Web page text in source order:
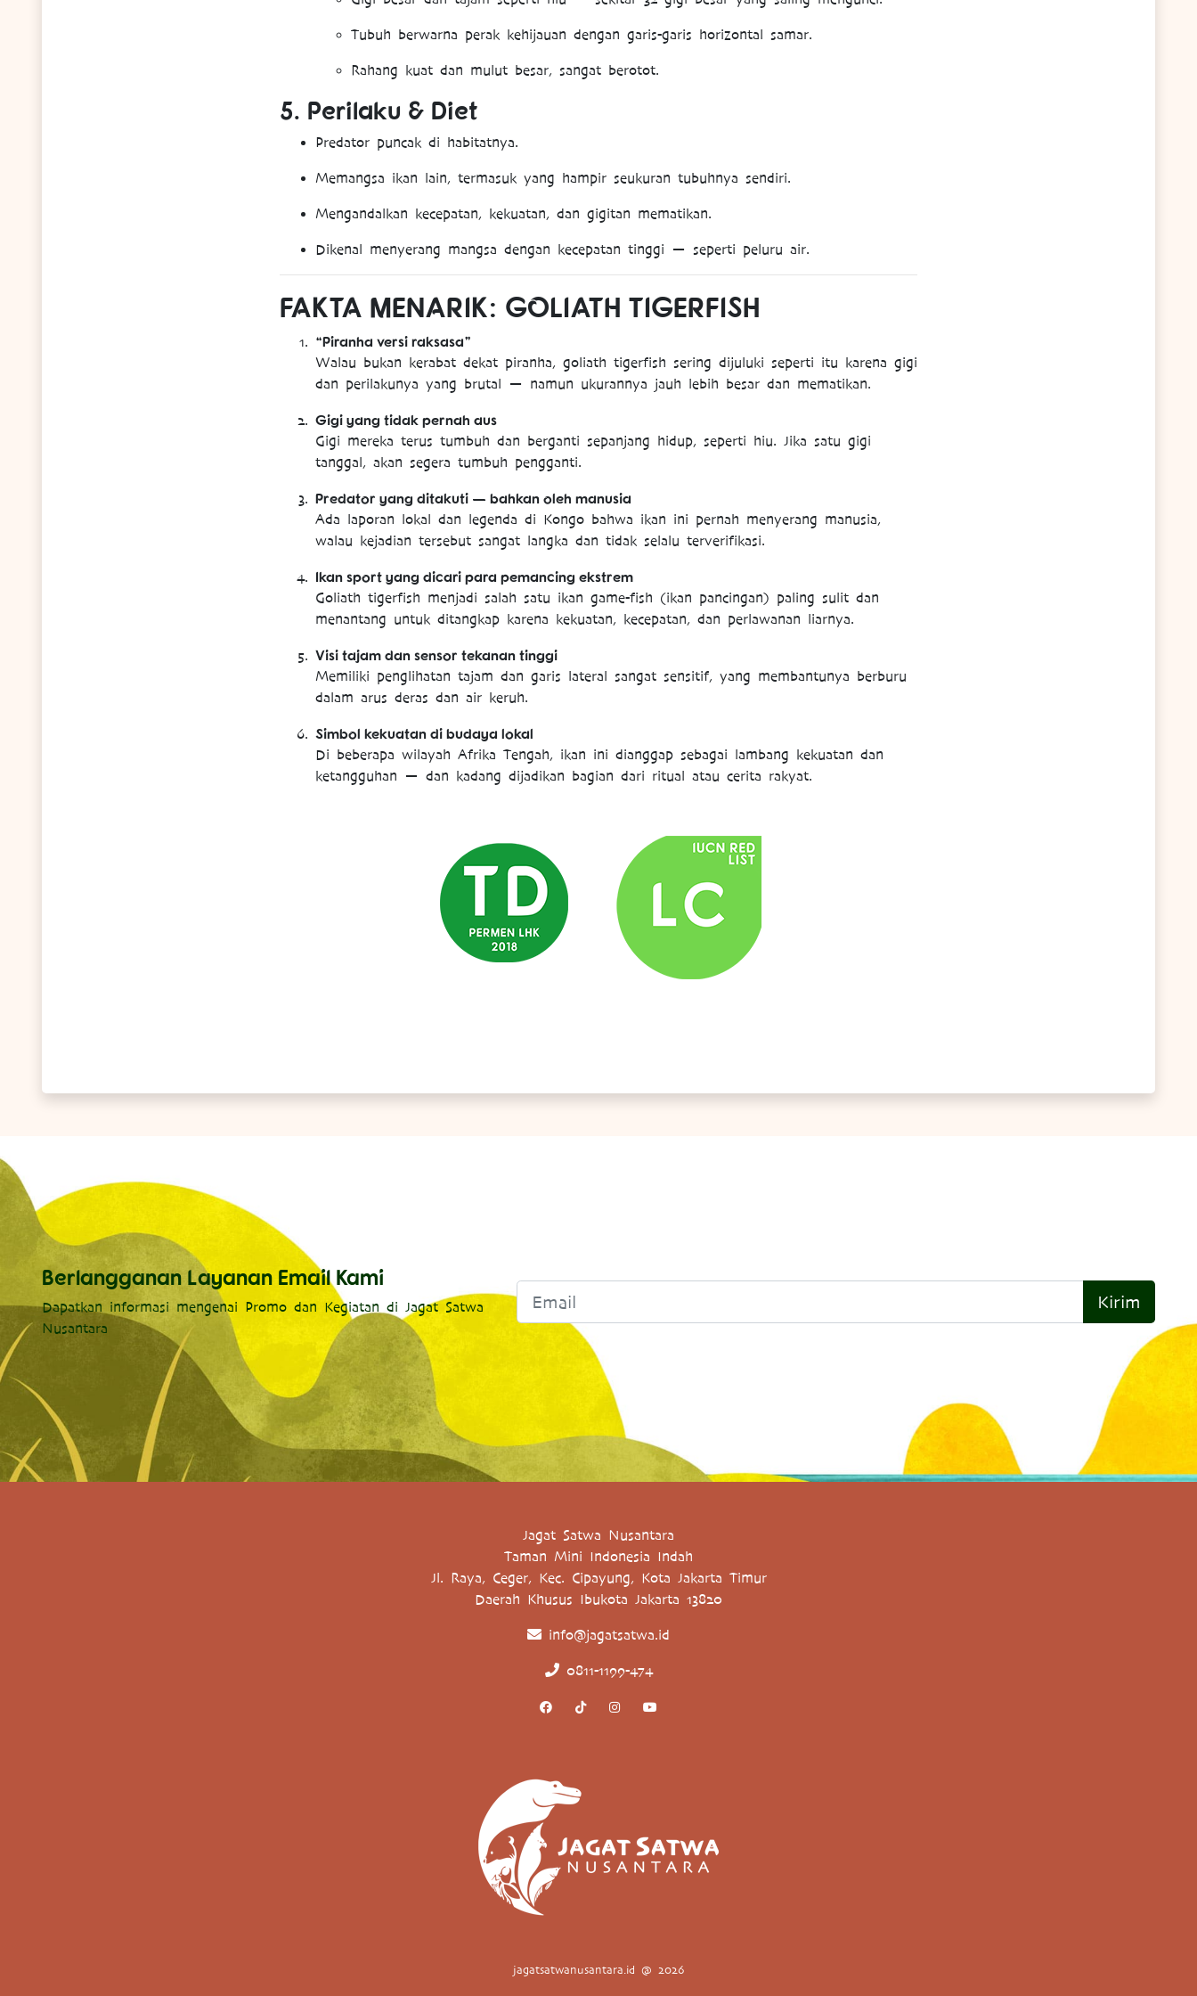
Tubuh berwarna perak kehijauan dengan garis-garis horizontal samar.
Rahang kuat dan mulut besar, sangat berotot.
5. Perilaku & Diet
Predator puncak di habitatnya.
Memangsa ikan lain, termasuk yang hampir seukuran tubuhnya sendiri.
Mengandalkan kecepatan, kekuatan, dan gigitan mematikan.
Dikenal menyerang mangsa dengan kecepatan tinggi — seperti peluru air.
FAKTA MENARIK: GOLIATH TIGERFISH
“Piranha versi raksasa”
Walau bukan kerabat dekat piranha, goliath tigerfish sering dijuluki seperti itu karena gigi
dan perilakunya yang brutal — namun ukurannya jauh lebih besar dan mematikan.
Gigi yang tidak pernah aus
Gigi mereka terus tumbuh dan berganti sepanjang hidup, seperti hiu. Jika satu gigi
tanggal, akan segera tumbuh pengganti.
Predator yang ditakuti — bahkan oleh manusia
Ada laporan lokal dan legenda di Kongo bahwa ikan ini pernah menyerang manusia,
walau kejadian tersebut sangat langka dan tidak selalu terverifikasi.
Ikan sport yang dicari para pemancing ekstrem
Goliath tigerfish menjadi salah satu ikan game-fish (ikan pancingan) paling sulit dan
menantang untuk ditangkap karena kekuatan, kecepatan, dan perlawanan liarnya.
Visi tajam dan sensor tekanan tinggi
Memiliki penglihatan tajam dan garis lateral sangat sensitif, yang membantunya berburu
dalam arus deras dan air keruh.
Simbol kekuatan di budaya lokal
Di beberapa wilayah Afrika Tengah, ikan ini dianggap sebagai lambang kekuatan dan
ketangguhan — dan kadang dijadikan bagian dari ritual atau cerita rakyat.
Berlangganan Layanan Email Kami
Dapatkan informasi mengenai Promo dan Kegiatan di Jagat Satwa
Nusantara
Kirim
Jagat Satwa Nusantara
Taman Mini Indonesia Indah
Jl. Raya, Ceger, Kec. Cipayung, Kota Jakarta Timur
Daerah Khusus Ibukota Jakarta 13820
info@jagatsatwa.id
0811-1199-474
jagatsatwanusantara.id @ 2026